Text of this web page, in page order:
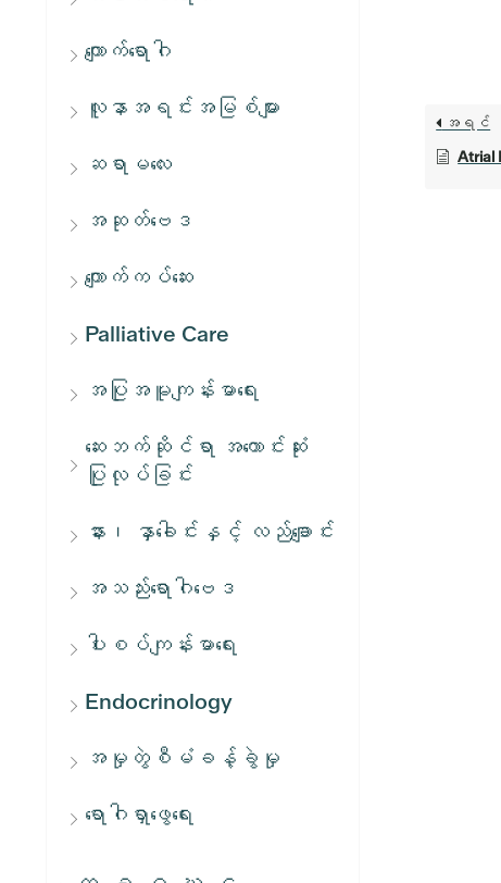
ကျောက်ရောဂါ
လူနာအရင်းအမြစ်များ
ဆရာမလေး
အဆုတ်ဗေဒ
ကျောက်ကပ်ဆေး
Palliative Care
အပြုအမူကျန်းမာရေး
ဆေးဘက်ဆိုင်ရာ အကောင်းဆုံး
ပြုလုပ်ခြင်း
နား၊ နှာခေါင်းနှင့် လည်ချောင်း
အသည်းရောဂါဗေဒ
ပါးစပ်ကျန်းမာရေး
Endocrinology
အမှုတွဲစီမံခန့်ခွဲမှု
ရောဂါရှာဖွေရေး
အရင်
Atrial